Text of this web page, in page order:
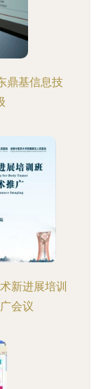
鼎基信息技
新进展培训
会议